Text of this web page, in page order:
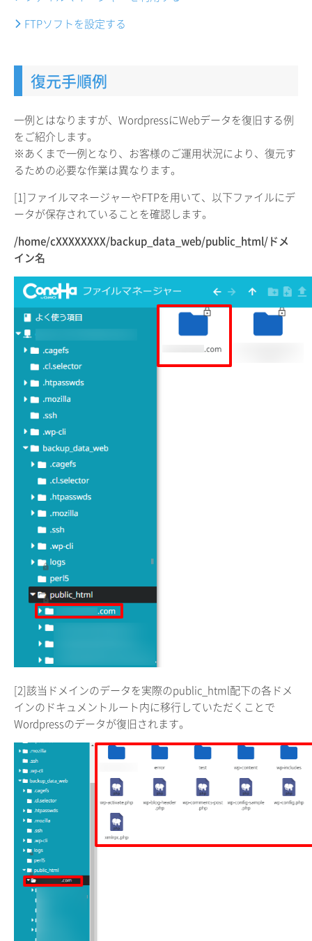
FTPソフトを設定する
復元手順例
一例とはなりますが、WordpressにWebデータを復旧する例
をご紹介します。
※あくまで一例となり、お客様のご運用状況により、復元す
るための必要な作業は異なります。
[1]ファイルマネージャーやFTPを用いて、以下ファイルにデ
ータが保存されていることを確認します。
/home/cXXXXXXXX/backup_data_web/public_html/ドメ
イン名
[2]該当ドメインのデータを実際のpublic_html配下の各ドメ
インのドキュメントルート内に移行していただくことで
Wordpressのデータが復旧されます。